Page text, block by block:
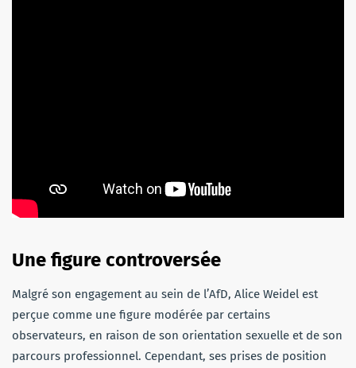
Une figure controversée
Malgré son engagement au sein de l’AfD, Alice Weidel est
perçue comme une figure modérée par certains
observateurs, en raison de son orientation sexuelle et de son
parcours professionnel. Cependant, ses prises de position